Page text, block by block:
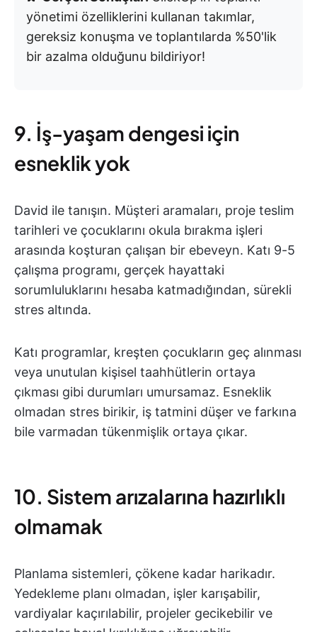
yönetimi özelliklerini kullanan takımlar,
gereksiz konuşma ve toplantılarda %50'lik
bir azalma olduğunu bildiriyor!
9. İş-yaşam dengesi için
esneklik yok
David ile tanışın. Müşteri aramaları, proje teslim
tarihleri ve çocuklarını okula bırakma işleri
arasında koşturan çalışan bir ebeveyn. Katı 9-5
çalışma programı, gerçek hayattaki
sorumluluklarını hesaba katmadığından, sürekli
stres altında.
Katı programlar, kreşten çocukların geç alınması
veya unutulan kişisel taahhütlerin ortaya
çıkması gibi durumları umursamaz. Esneklik
olmadan stres birikir, iş tatmini düşer ve farkına
bile varmadan tükenmişlik ortaya çıkar.
10. Sistem arızalarına hazırlıklı
olmamak
Planlama sistemleri, çökene kadar harikadır.
Yedekleme planı olmadan, işler karışabilir,
vardiyalar kaçırılabilir, projeler gecikebilir ve